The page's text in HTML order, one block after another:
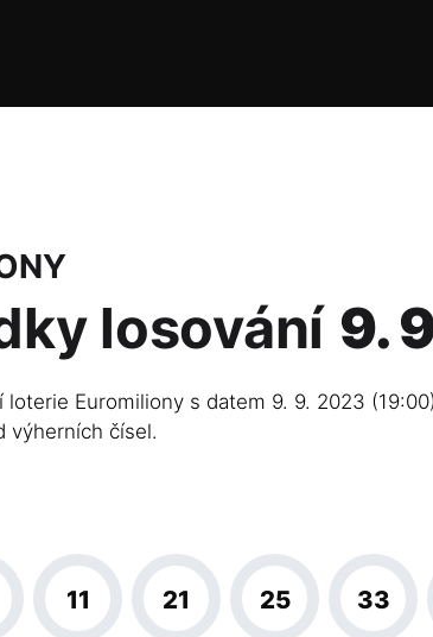
losování 9.
loterie Euromiliony s datem 9. 9. 2023
výherních čísel.
11 21 25 33